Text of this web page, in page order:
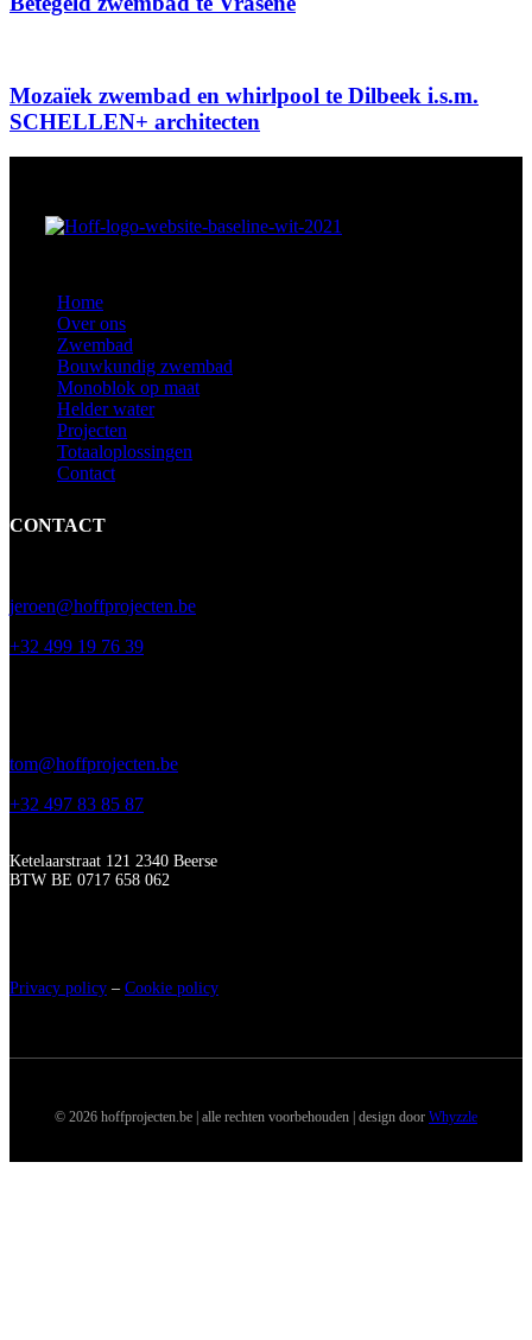
Mozaïek zwembad en whirlpool te Dilbeek i.s.m.
SCHELLEN+ architecten
Home
Over ons
Zwembad
Bouwkundig zwembad
Monoblok op maat
Helder water
Projecten
Totaaloplossingen
Contact
CONTACT
jeroen@hoffprojecten.be
+32 499 19 76 39
tom@hoffprojecten.be
+32 497 83 85 87
Ketelaarstraat 121 2340 Beerse
BTW BE 0717 658 062
Privacy policy – Cookie policy
© 2026 hoffprojecten.be | alle rechten voorbehouden | design door Whyzzle